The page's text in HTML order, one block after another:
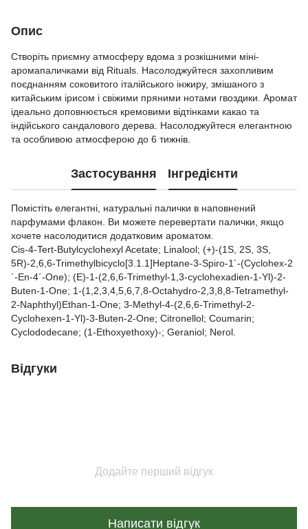
Опис
Створіть приємну атмосферу вдома з розкішними міні-
аромапаличками від Rituals. Насолоджуйтеся захопливим
поєднанням соковитого італійського інжиру, змішаного з
китайським ірисом і свіжими пряними нотами гвоздики. Аромат
ідеально доповнюється кремовими відтінками какао та
індійського сандалового дерева. Насолоджуйтеся елегантною
та особливою атмосферою до 6 тижнів.
Застосування Інгредієнти
Помістіть елегантні, натуральні палички в наповнений
парфумами флакон. Ви можете перевертати палички, якщо
хочете насолодитися додатковим ароматом.
Cis-4-Tert-Butylcyclohexyl Acetate; Linalool; (+)-(1S, 2S, 3S,
5R)-2,6,6-Trimethylbicyclo[3.1.1]Heptane-3-Spiro-1´-(Cyclohex-2
´-En-4´-One); (E)-1-(2,6,6-Trimethyl-1,3-cyclohexadien-1-Yl)-2-
Buten-1-One; 1-(1,2,3,4,5,6,7,8-Octahydro-2,3,8,8-Tetramethyl-
2-Naphthyl)Ethan-1-One; 3-Methyl-4-(2,6,6-Trimethyl-2-
Cyclohexen-1-Yl)-3-Buten-2-One; Citronellol; Coumarin;
Cyclododecane; (1-Ethoxyethoxy)-; Geraniol; Nerol.
Відгуки
Додайте перший відгук
Написати відгук